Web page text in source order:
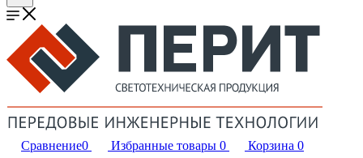
Сравнение0 Избранные товары 0 Корзина 0